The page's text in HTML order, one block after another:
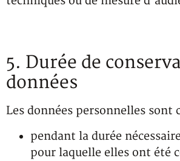
5. Durée de
données
Les données personnelles sont
pendant la durée
pour laquelle elles ont été